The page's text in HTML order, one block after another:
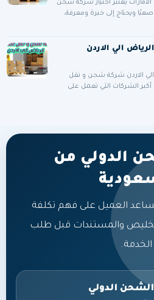
يعتبر اختيار شركة شحن
ويحتاج إلى خبرة ومعرفة،
الي الاردن
الاردن شركة شحن و نقل
الشركات التي تعمل على
الدولي من
العميل على فهم تكلفة
والمستندات قبل طلب
الخدمة.
الدولي